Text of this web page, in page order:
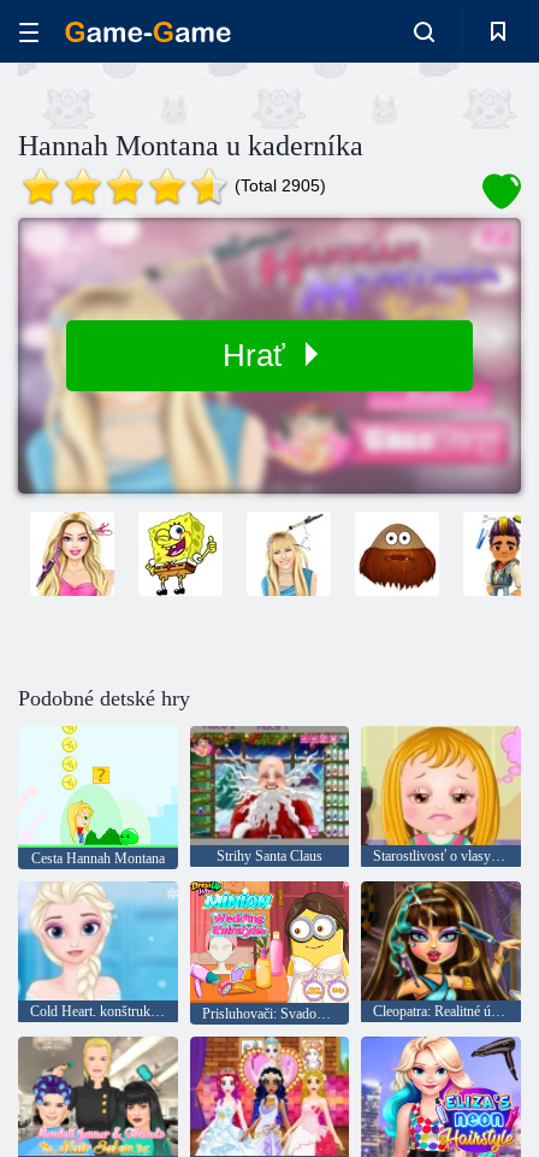
Hannah Montana u kaderníka
(Total 2905)
Hrať
Podobné detské hry
Cesta Hannah Montana Strihy Santa Claus Starostlivosť o vlasy dieťa Hazel
Cold Heart. konštrukčné účesy Prisluhovači: Svadobné účesy Cleopatra: Realitné účesy